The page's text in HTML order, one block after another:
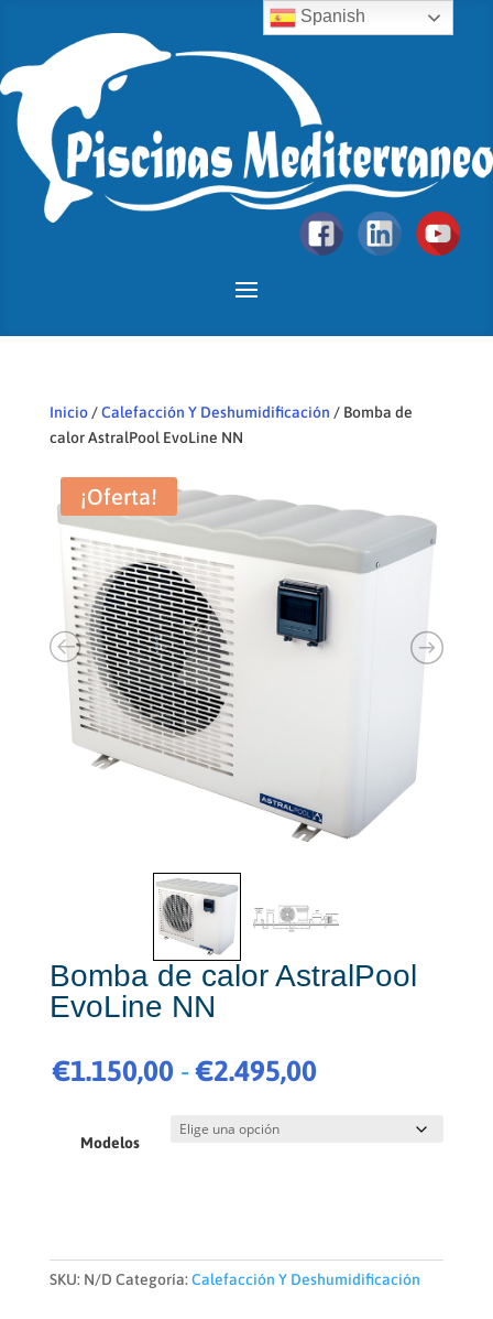
Inicio/Calefacción Y Deshumidificación / Bomba de
calor AstralPool EvoLine NN
¡Oferta!
Bomba de calor AstralPool
EvoLine NN
€1.150,00 - €2.495,00
precios:
Modelos
SKU: N/D Categoría:Calefacción Y Deshumidificación
Spanish